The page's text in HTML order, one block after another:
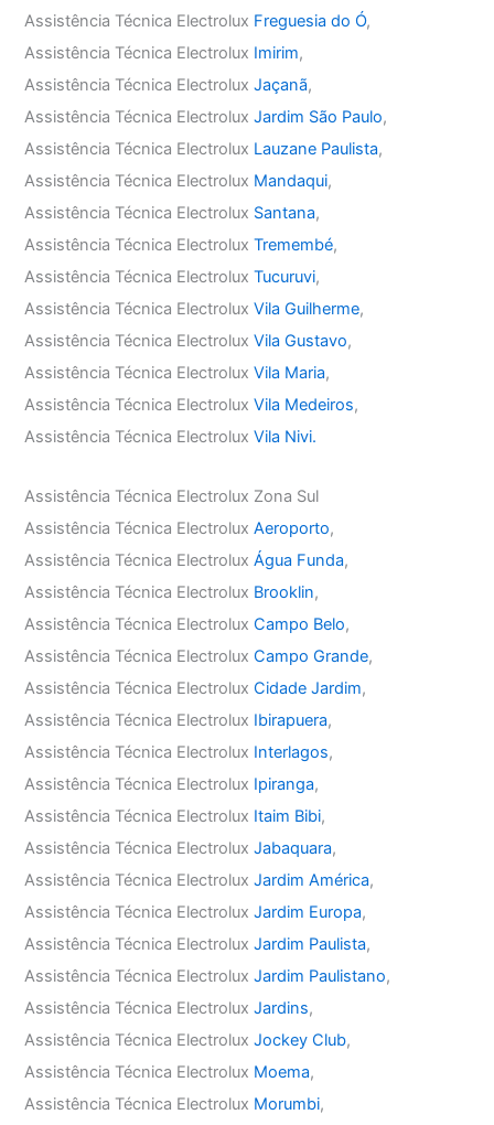
Assistência Técnica Electrolux Freguesia do Ó,
Assistência Técnica Electrolux Imirim,
Assistência Técnica ElectroluxJaçanã,
Assistência Técnica ElectroluxJardim São Paulo,
Assistência Técnica Electrolux Lauzane Paulista,
Assistência Técnica Electrolux Mandaqui,
Assistência Técnica Electrolux Santana,
Assistência Técnica ElectroluxTremembé,
Assistência Técnica ElectroluxTucuruvi,
Assistência Técnica ElectroluxVila Guilherme,
Assistência Técnica ElectroluxVila Gustavo,
Assistência Técnica ElectroluxVila Maria,
Assistência Técnica ElectroluxVila Medeiros,
Assistência Técnica ElectroluxVila Nivi.
Assistência Técnica Electrolux Zona Sul
Assistência Técnica ElectroluxAeroporto,
Assistência Técnica ElectroluxÁgua Funda,
Assistência Técnica Electrolux Brooklin,
Assistência Técnica ElectroluxCampo Belo,
Assistência Técnica ElectroluxCampo Grande,
Assistência Técnica ElectroluxCidade Jardim,
Assistência Técnica Electrolux Ibirapuera,
Assistência Técnica Electrolux Interlagos,
Assistência Técnica Electrolux Ipiranga,
Assistência Técnica Electrolux Itaim Bibi,
Assistência Técnica ElectroluxJabaquara,
Assistência Técnica ElectroluxJardim América,
Assistência Técnica ElectroluxJardim Europa,
Assistência Técnica ElectroluxJardim Paulista,
Assistência Técnica ElectroluxJardim Paulistano,
Assistência Técnica ElectroluxJardins,
Assistência Técnica ElectroluxJockey Club,
Assistência Técnica Electrolux Moema,
Assistência Técnica Electrolux Morumbi,